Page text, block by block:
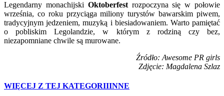
Legendarny monachijski Oktoberfest rozpoczyna się w połowie
września, co roku przyciąga miliony turystów bawarskim piwem,
tradycyjnym jedzeniem, muzyką i biesiadowaniem. Warto pamiętać
o pobliskim Legolandzie, w którym z rodziną czy bez,
niezapomniane chwile są murowane.
Źródło: Awesome PR girls
Zdjęcie: Magdalena Szlaz
WIĘCEJ Z TEJ KATEGORIIINNE